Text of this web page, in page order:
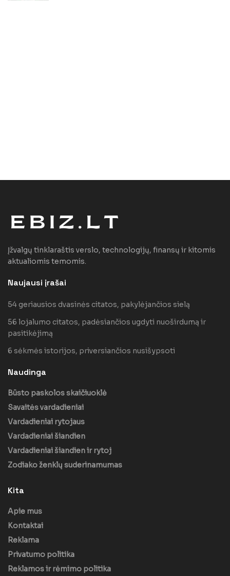
Įžvalgų tinklaraštis verslo, technologijų, finansų ir kitomis
aktualiomis temomis.
Naujausi įrašai
54 geriausios dvasinės citatos, pakylėjančios sielą
56 lojalumo citatos, padėsiančios ugdyti nuoširdumą ir
pasitikėjimą
6 sėkmės istorijos, priversiančios nusišypsoti
Naudinga
Būsto paskolos skaičiuoklė
Savaitės vardadieniai
Vardadieniai rytojaus
Vardadieniai šiandien
Vardadieniai šiandien ir rytoj
Zodiako ženklų suderinamumas
Kita
Apie mus
Kontaktai
Reklama
Privatumo politika
Reklamos ir rėmimo politika